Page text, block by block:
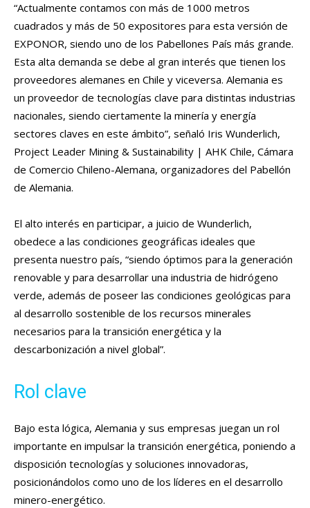
“Actualmente contamos con más de 1000 metros
cuadrados y más de 50 expositores para esta versión de
EXPONOR, siendo uno de los Pabellones País más grande.
Esta alta demanda se debe al gran interés que tienen los
proveedores alemanes en Chile y viceversa. Alemania es
un proveedor de tecnologías clave para distintas industrias
nacionales, siendo ciertamente la minería y energía
sectores claves en este ámbito”, señaló Iris Wunderlich,
Project Leader Mining & Sustainability | AHK Chile, Cámara
de Comercio Chileno-Alemana, organizadores del Pabellón
de Alemania.
El alto interés en participar, a juicio de Wunderlich,
obedece a las condiciones geográficas ideales que
presenta nuestro país, “siendo óptimos para la generación
renovable y para desarrollar una industria de hidrógeno
verde, además de poseer las condiciones geológicas para
al desarrollo sostenible de los recursos minerales
necesarios para la transición energética y la
descarbonización a nivel global”.
Rol clave
Bajo esta lógica, Alemania y sus empresas juegan un rol
importante en impulsar la transición energética, poniendo a
disposición tecnologías y soluciones innovadoras,
posicionándolos como uno de los líderes en el desarrollo
minero-energético.